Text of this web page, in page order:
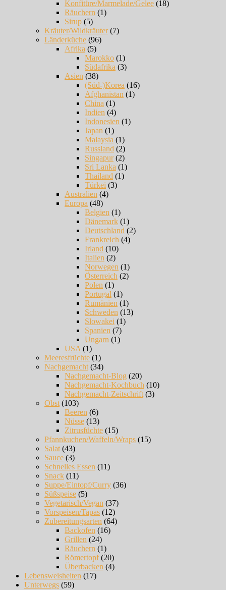
Konfitüre/Marmelade/Gelee (18)
Räuchern (1)
Sirup (5)
Kräuter/Wildkräuter(7)
Länderküche (96)
Afrika (5)
Marokko (1)
Südafrika (3)
Asien (38)
(Süd-)Korea (16)
Afghanistan (1)
China (1)
Indien (4)
Indonesien (1)
Japan (1)
Malaysia (1)
Russland (2)
Singapur(2)
Sri Lanka (1)
Thailand (1)
Türkei (3)
Australien (4)
Europa (48)
Belgien (1)
Dänemark (1)
Deutschland (2)
Frankreich (4)
Irland (10)
Italien (2)
Norwegen (1)
Österreich (2)
Polen (1)
Portugal (1)
Rumänien (1)
Schweden (13)
Slowakei (1)
Spanien (7)
Ungarn (1)
USA(1)
Meeresfrüchte (1)
Nachgemacht(34)
Nachgemacht-Blog (20)
Nachgemacht-Kochbuch (10)
Nachgemacht-Zeitschrift(3)
Obst(103)
Beeren (6)
Nüsse (13)
Zitrusfüchte (15)
Pfannkuchen/Waffeln/Wraps (15)
Salat(43)
Sauce (3)
Schnelles Essen (11)
Snack (11)
Suppe/Eintopf/Curry (36)
Süßspeise (5)
Vegetarisch/Vegan (37)
Vorspeisen/Tapas (12)
Zubereitungsarten (64)
Backofen (16)
Grillen (24)
Räuchern (1)
Römertopf(20)
Überbacken (4)
Lebensweisheiten (17)
Unterwegs (59)